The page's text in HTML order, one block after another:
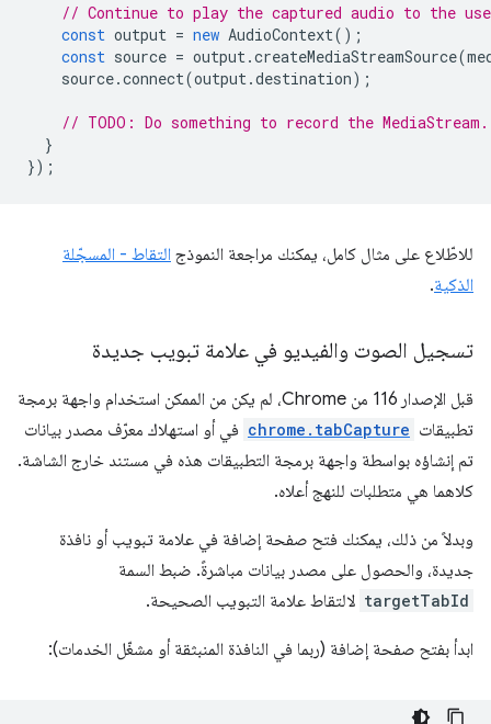
// Continue to play the captured audio to the
const output = new AudioContext();
const source = output .createMediaStreamSource(
source.connect(output .destination);
// TODO: Do something to record the MediaStream.
}
});
للاطّلاع على مثال كامل، يمكنك مراجعة النموذج التقاط - المسجّلة
الذكية.
تسجيل الصوت والفيديو في علامة تبويب جديدة
قبل الإصدار 116 من Chrome، لم يكن من الممكن استخدام واجهة برمجة
تطبيقات chrome.tabCapture في أو استهلاك معرّف مصدر بيانات
تم إنشاؤه بواسطة واجهة برمجة التطبيقات هذه في مستند خارج الشاشة.
كلاهما هي متطلبات للنهج أعلاه.
وبدلاً من ذلك، يمكنك فتح صفحة إضافة في علامة تبويب أو نافذة
جديدة، والحصول على مصدر بيانات مباشرةً. ضبط السمة
targetTabId لالتقاط علامة التبويب الصحيحة.
ابدأ بفتح صفحة إضافة (ربما في النافذة المنبثقة أو مشغّل الخدمات):